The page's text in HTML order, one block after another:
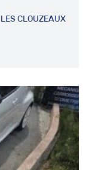
CLOUZEAUX